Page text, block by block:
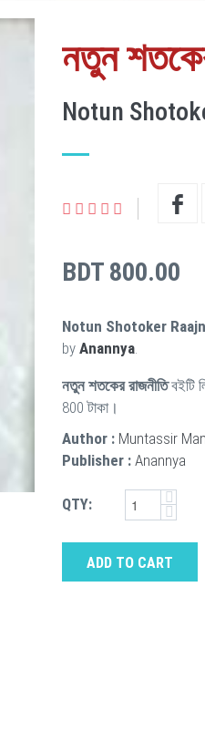
নতুন
Notun
BDT 800.00
Notun Shotoker
by Anannya.
নতুন শতকের রাজনীতিবইটি
800 টাকা।
Author : Muntassir
Publisher : Anannya
QTY:
ADD TO CART